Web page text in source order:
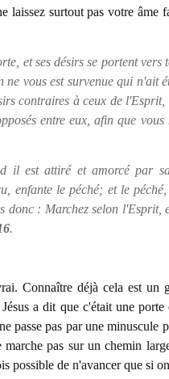
surtout pas votre âme
et ses désirs se portent
ne vous est survenue qui n'ait
contraires à ceux de
entre eux, afin que vous
il est attiré et amorcé par
enfante le péché; et le
donc : Marchez selon l'Esprit,
.
Connaître déjà cela est un
a dit que c'était une porte
passe pas par une minuscule
pas sur un chemin
possible de n'avancer que si